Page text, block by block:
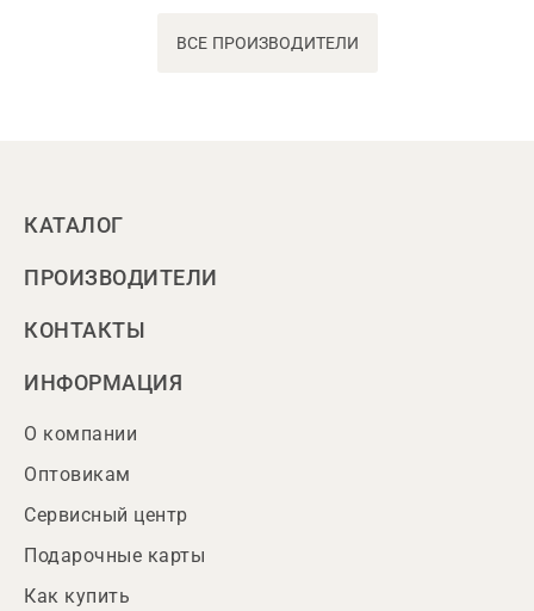
ВСЕ ПРОИЗВОДИТЕЛИ
КАТАЛОГ
ПРОИЗВОДИТЕЛИ
КОНТАКТЫ
ИНФОРМАЦИЯ
О компании
Оптовикам
Сервисный центр
Подарочные карты
Как купить